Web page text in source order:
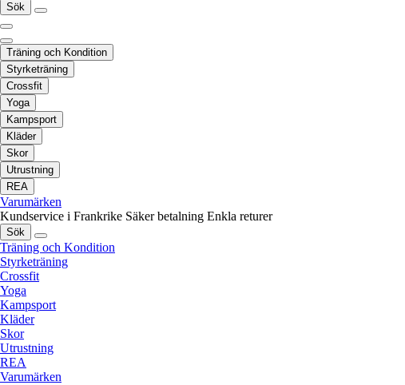
Sök
Träning och Kondition
Styrketräning
Crossfit
Yoga
Kampsport
Kläder
Skor
Utrustning
REA
Varumärken
Kundservice i Frankrike Säker betalning Enkla returer
Sök
Träning och Kondition
Styrketräning
Crossfit
Yoga
Kampsport
Kläder
Skor
Utrustning
REA
Varumärken